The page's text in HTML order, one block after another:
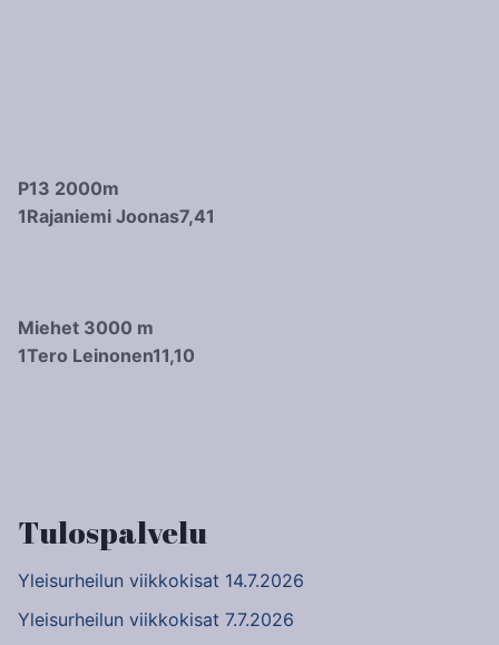
P13 2000m
1Rajaniemi Joonas7,41
Miehet 3000 m
1Tero Leinonen11,10
Tulospalvelu
Yleisurheilun viikkokisat 14.7.2026
Yleisurheilun viikkokisat 7.7.2026